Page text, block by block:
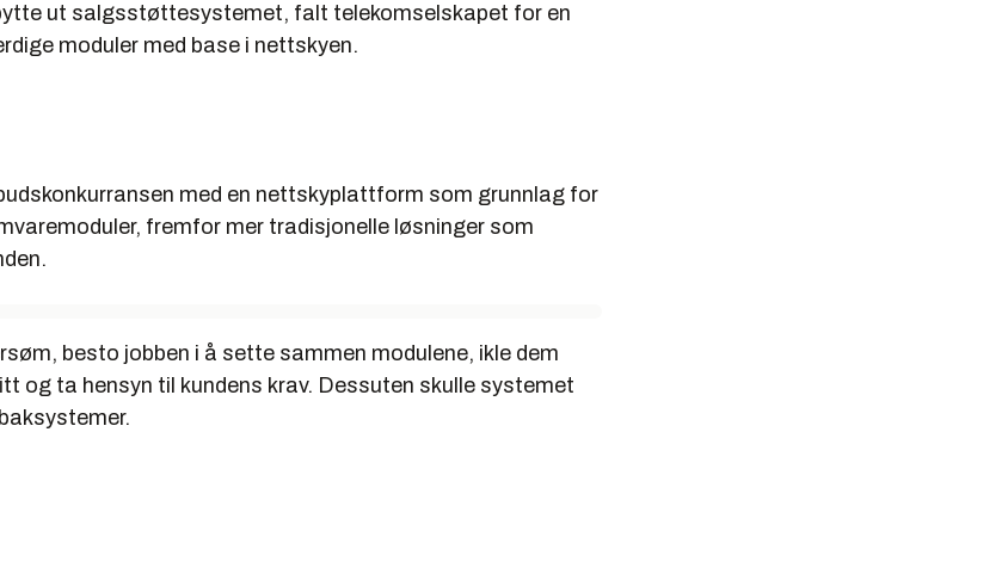
ut salgsstøttesystemet, falt telekomselskapet for en
moduler med base i nettskyen.
med en nettskyplattform som grunnlag for
fremfor mer tradisjonelle løsninger som
besto jobben i å sette sammen modulene, ikle dem
og ta hensyn til kundens krav. Dessuten skulle systemet